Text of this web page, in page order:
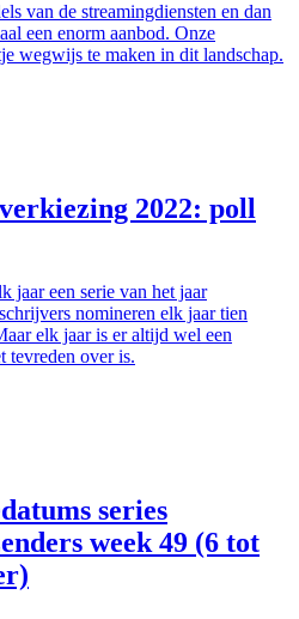
van de streamingdiensten en dan
een enorm aanbod. Onze
wegwijs te maken in dit landschap.
2022: poll
jaar een serie van het jaar
nomineren elk jaar tien
elk jaar is er altijd wel een
tevreden over is.
series
week 49 (6 tot